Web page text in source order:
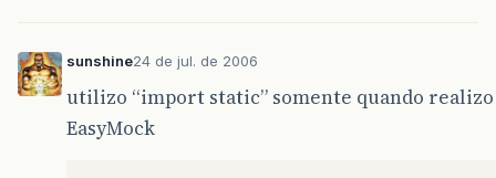
sunshine24 de jul. de 2006
utilizo “import static” somente quando
EasyMock